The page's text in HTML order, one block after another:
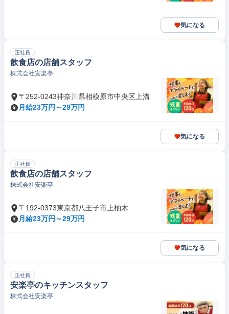
気になる
正社員
飲食店の店舗スタッフ
株式会社安楽亭
〒252-0243神奈川県相模原市中央区上溝
月給23万円～29万円
気になる
正社員
飲食店の店舗スタッフ
株式会社安楽亭
〒192-0373東京都八王子市上柚木
月給23万円～29万円
気になる
正社員
安楽亭のキッチンスタッフ
株式会社安楽亭